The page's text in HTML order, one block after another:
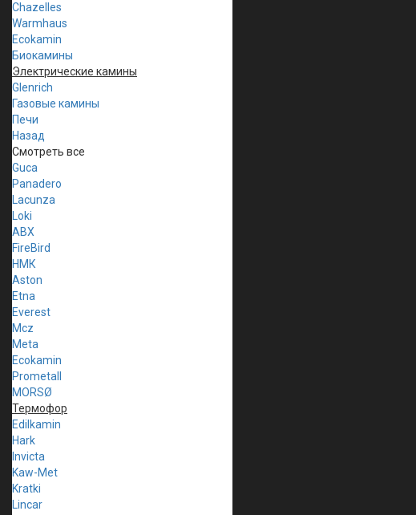
Chazelles
Warmhaus
Ecokamin
Биокамины
Электрические камины
Glenrich
Газовые камины
Печи
Назад
Смотреть все
Guca
Panadero
Lacunza
Loki
ABX
FireBird
НМК
Aston
Etna
Everest
Mcz
Meta
Ecokamin
Prometall
MORSØ
Термофор
Edilkamin
Hark
Invicta
Kaw-Met
Kratki
Lincar